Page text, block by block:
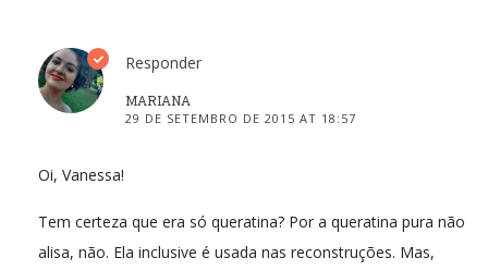
Responder
MARIANA
29 DE SETEMBRO DE 2015 AT 18:57
Oi, Vanessa!
Tem certeza que era só queratina? Por a queratina pura não
alisa, não. Ela inclusive é usada nas reconstruções. Mas,